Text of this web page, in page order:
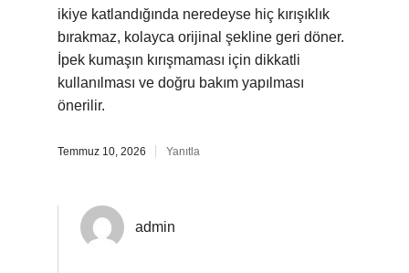
ikiye katlandığında neredeyse hiç kırışıklık
bırakmaz, kolayca orijinal şekline geri döner.
İpek kumaşın kırışmaması için dikkatli
kullanılması ve doğru bakım yapılması
önerilir.
Temmuz 10, 2026 Yanıtla
admin